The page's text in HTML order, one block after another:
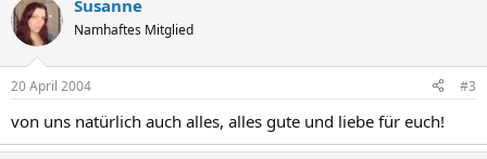
Susanne
Namhaftes Mitglied
20 April 2004 #3
von uns natürlich auch alles, alles gute und liebe für euch!